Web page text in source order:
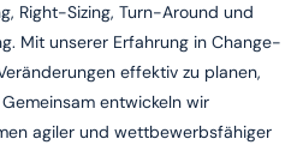
Right-Sizing, Turn-Around und
Mit unserer Erfahrung in Change-
effektiv zu planen,
entwickeln wir
agiler und wettbewerbsfähiger